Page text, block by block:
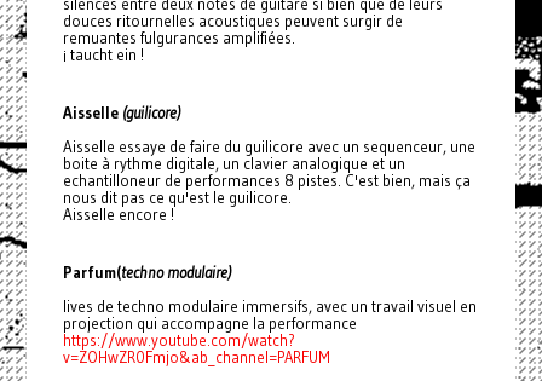
douces ritournelles acoustiques peuvent surgir de
remuantes fulgurances amplifiées.
¡ taucht ein !
Aisselle(guilicore)
Aisselle essaye de faire du guilicore avec un sequenceur, une
boite à rythme digitale, un clavier analogique et un
echantilloneur de performances 8 pistes. C'est bien, mais ça
nous dit pas ce qu'est le guilicore.
Aisselle encore !
Parfum(techno modulaire)
lives de techno modulaire immersifs, avec un travail visuel en
projection qui accompagne la performance
https://www.youtube.com/watch?
v=ZOHwZR0Fmjo&ab_channel=PARFUM